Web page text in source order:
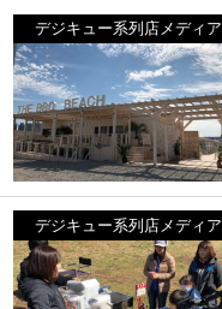
デジキュー系列店メディア
デジキュー系列店メディア